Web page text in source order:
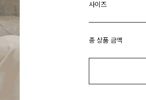
사이즈
총 상품 금액